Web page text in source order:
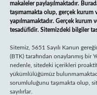
makaleler paylaşılmaktadır.
taşımamakta olup, gerçek kurum
yapılmamaktadır. Gerçek kurum
tesadüfidir. Sitemizdeki bilgiler
Sitemiz, 5651 Sayılı Kanun
(BTK) tarafından onaylanmış bir
nedenle, sitedeki içerikleri
yükümlülüğümüz
sorumluluğunu taşımakta olup,
sayılırlar.